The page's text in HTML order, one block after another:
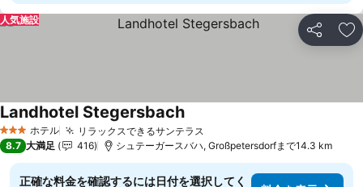
シェア お
人気施設
3 ホテルのランク
ホテル リラックスできるサンテラス
Landhotel Stegersbach料金を表示
8.7 大満足 416 シュテーガースバハ, Großpetersdorfまで14.3 km
正確な料金を確認するには日付を選択してく